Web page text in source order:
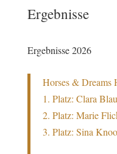
Ergebnisse
Ergebnisse 2026
Horses & Dreams
1. Platz: Clara
2. Platz: Marie
3. Platz: Sina